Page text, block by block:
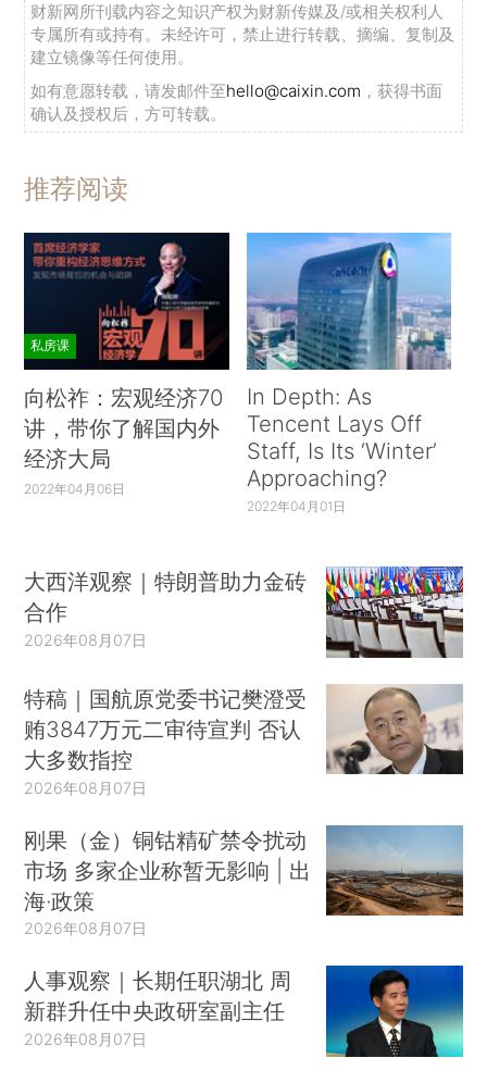
财新网所刊载内容之知识产权为财新传媒及/或相关权利人
专属所有或持有。未经许可，禁止进行转载、摘编、复制及
建立镜像等任何使用。
如有意愿转载，请发邮件至hello@caixin.com ，获得书面
确认及授权后，方可转载。
推荐阅读
私房课
向松祚：宏观经济70
讲，带你了解国内外
经济大局
2022年04月06日
In Depth: As
Tencent Lays Off
Staff, Is Its ‘Winter’
Approaching?
2022年04月01日
大西洋观察｜特朗普助力金砖
合作
2026年08月07日
特稿｜国航原党委书记樊澄受
贿3847万元二审待宣判 否认
大多数指控
2026年08月07日
刚果（金）铜钴精矿禁令扰动
市场 多家企业称暂无影响 | 出
海·政策
2026年08月07日
人事观察｜长期任职湖北 周
新群升任中央政研室副主任
2026年08月07日